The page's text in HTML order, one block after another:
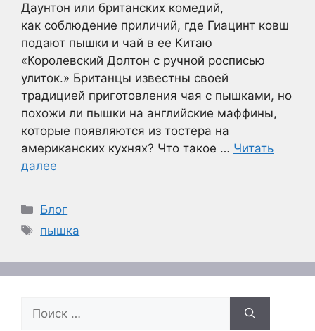
Даунтон или британских комедий,
как соблюдение приличий, где Гиацинт ковш
подают пышки и чай в ее Китаю
«Королевский Долтон с ручной росписью
улиток.» Британцы известны своей
традицией приготовления чая с пышками, но
похожи ли пышки на английские маффины,
которые появляются из тостера на
американских кухнях? Что такое … Читать
далее
Рубрики
Блог
Метки
пышка
Поиск: